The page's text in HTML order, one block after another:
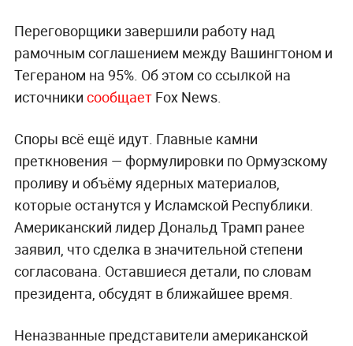
Переговорщики завершили работу над
рамочным соглашением между Вашингтоном и
Тегераном на 95%. Об этом со ссылкой на
источники сообщает Fox News.
Споры всё ещё идут. Главные камни
преткновения — формулировки по Ормузскому
проливу и объёму ядерных материалов,
которые останутся у Исламской Республики.
Американский лидер Дональд Трамп ранее
заявил, что сделка в значительной степени
согласована. Оставшиеся детали, по словам
президента, обсудят в ближайшее время.
Неназванные представители американской